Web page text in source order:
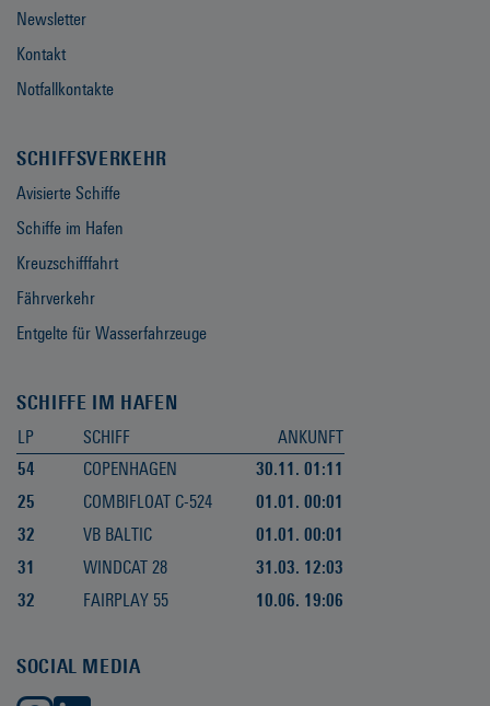
Newsletter
Kontakt
Notfallkontakte
SCHIFFSVERKEHR
Avisierte Schiffe
Schiffe im Hafen
Kreuzschifffahrt
Fährverkehr
Entgelte für Wasserfahrzeuge
SCHIFFE IM HAFEN
LP SCHIFF
ANKUNFT
54
COPENHAGEN
30.11. 01:11
25
COMBIFLOAT C-524
01.01. 00:01
32
VB BALTIC
01.01. 00:01
31
WINDCAT 28
31.03. 12:03
32
FAIRPLAY 55 10.06. 19:06
SOCIAL MEDIA